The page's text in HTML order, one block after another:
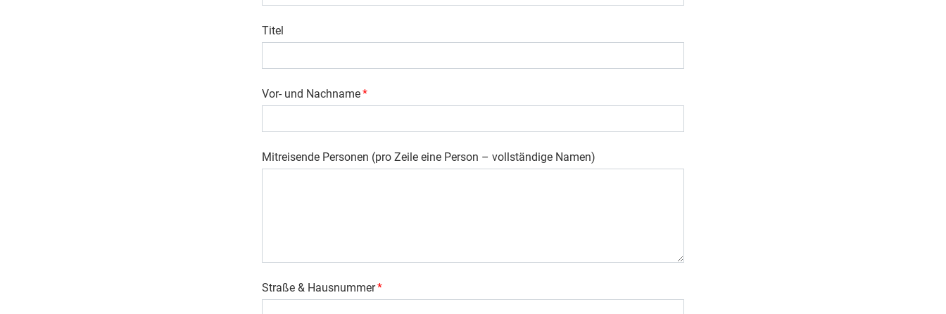
Titel
Vor- und Nachname*
Mitreisende Personen (pro Zeile eine Person – vollständige Namen)
Straße & Hausnummer*